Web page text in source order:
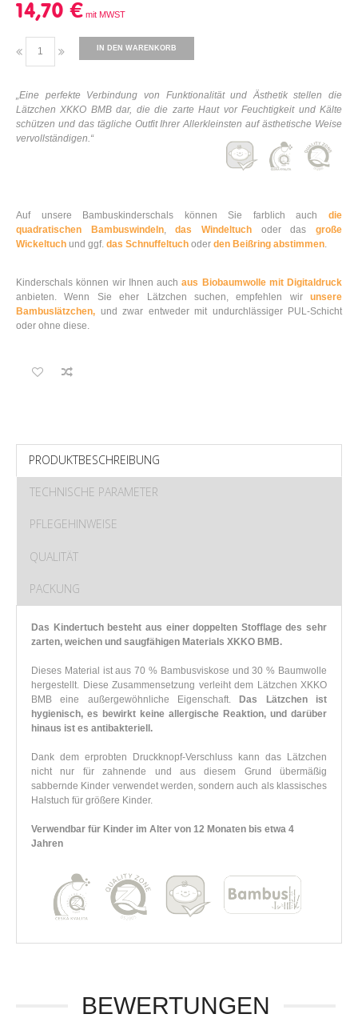
14,70 €
IN DEN WARENKORB
„Eine perfekte Verbindung von Funktionalität und Ästhetik stellen die
Lätzchen XKKO BMB dar, die die zarte Haut vor Feuchtigkeit und Kälte
schützen und das tägliche Outfit Ihrer Allerkleinsten auf ästhetische Weise
vervollständigen.“
Auf unsere Bambuskinderschals können Sie farblich auch die
quadratischen Bambuswindeln,das Windeltuch oder dasgroße
Wickeltuch und ggf. das Schnuffeltuch oder den Beißring abstimmen.
Kinderschals können wir Ihnen auchaus Biobaumwolle mit Digitaldruck
anbieten. Wenn Sie eher Lätzchen suchen, empfehlen wir unsere
Bambuslätzchen, und zwar entweder mit undurchlässiger PUL-Schicht
oder ohne diese.
PRODUKTBESCHREIBUNG
TECHNISCHE PARAMETER
PFLEGEHINWEISE
QUALITÄT
PACKUNG
Das Kindertuch besteht aus einer doppelten Stofflage des sehr
zarten, weichen und saugfähigen Materials XKKO BMB.
Dieses Material ist aus 70 % Bambusviskose und 30 % Baumwolle
hergestellt. Diese Zusammensetzung verleiht dem Lätzchen XKKO
BMB eine außergewöhnliche Eigenschaft.
Das Lätzchen ist
hygienisch, es bewirkt keine allergische Reaktion, und darüber
hinaus ist es antibakteriell.
Dank dem erprobten Druckknopf-Verschluss kann das Lätzchen
nicht nur für zahnende und aus diesem Grund übermäßig
sabbernde Kinder verwendet werden, sondern auch als klassisches
Halstuch für größere Kinder.
Verwendbar für Kinder im Alter von 12 Monaten bis etwa 4
Jahren
BEWERTUNGEN